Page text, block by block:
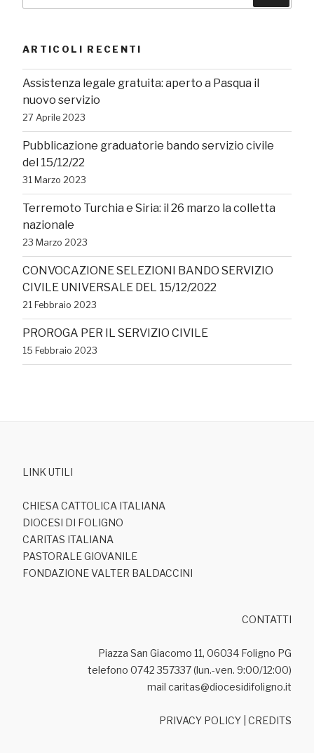
ARTICOLI RECENTI
Assistenza legale gratuita: aperto a Pasqua il
nuovo servizio
27 Aprile 2023
Pubblicazione graduatorie bando servizio civile
del 15/12/22
31 Marzo 2023
Terremoto Turchia e Siria: il 26 marzo la colletta
nazionale
23 Marzo 2023
CONVOCAZIONE SELEZIONI BANDO SERVIZIO
CIVILE UNIVERSALE DEL 15/12/2022
21 Febbraio 2023
PROROGA PER IL SERVIZIO CIVILE
15 Febbraio 2023
LINK UTILI
CHIESA CATTOLICA ITALIANA
DIOCESI DI FOLIGNO
CARITAS ITALIANA
PASTORALE GIOVANILE
FONDAZIONE VALTER BALDACCINI
CONTATTI
Piazza San Giacomo 11, 06034 Foligno PG
telefono 0742 357337 (lun.-ven. 9:00/12:00)
mail caritas@diocesidifoligno.it
PRIVACY POLICY CREDITS